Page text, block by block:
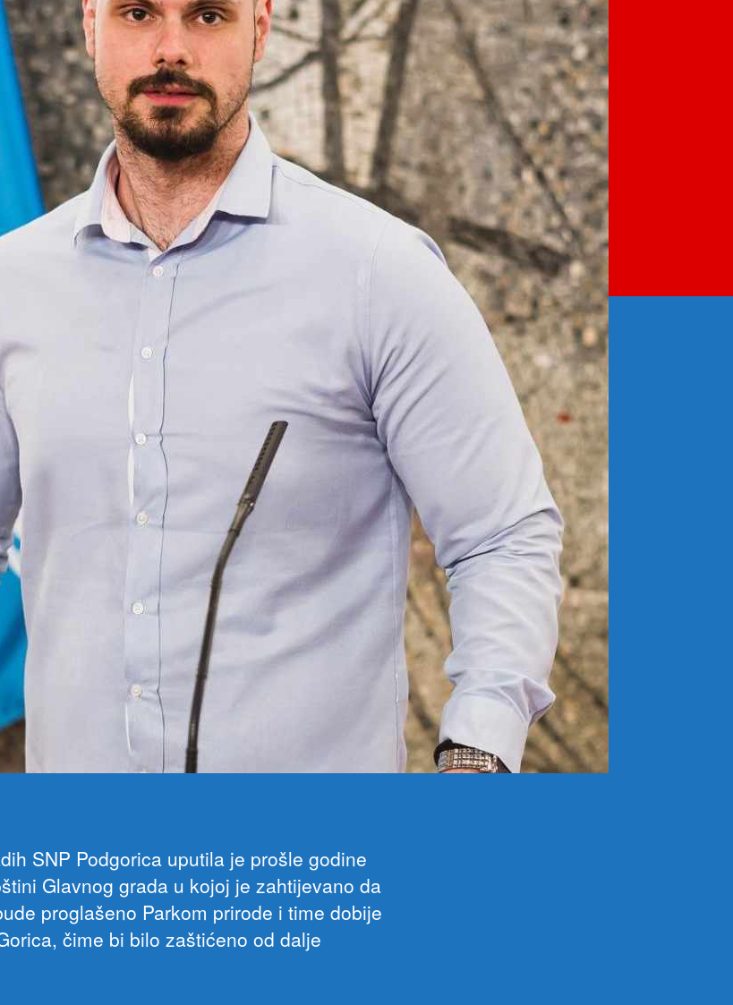
SNP Podgorica uputila je prošle godine
Glavnog grada u kojoj je zahtijevano da
proglašeno Parkom prirode i time dobije
čime bi bilo zaštićeno od dalje